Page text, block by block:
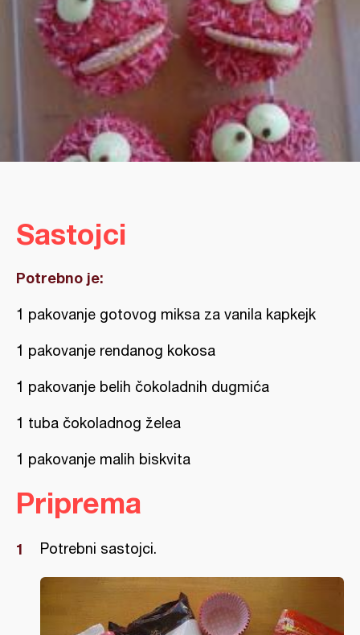
Sastojci
Potrebno je:
1 pakovanje gotovog miksa za vanila kapkejk
1 pakovanje rendanog kokosa
1 pakovanje belih čokoladnih dugmića
1 tuba čokoladnog želea
1 pakovanje malih biskvita
Priprema
Potrebni sastojci.